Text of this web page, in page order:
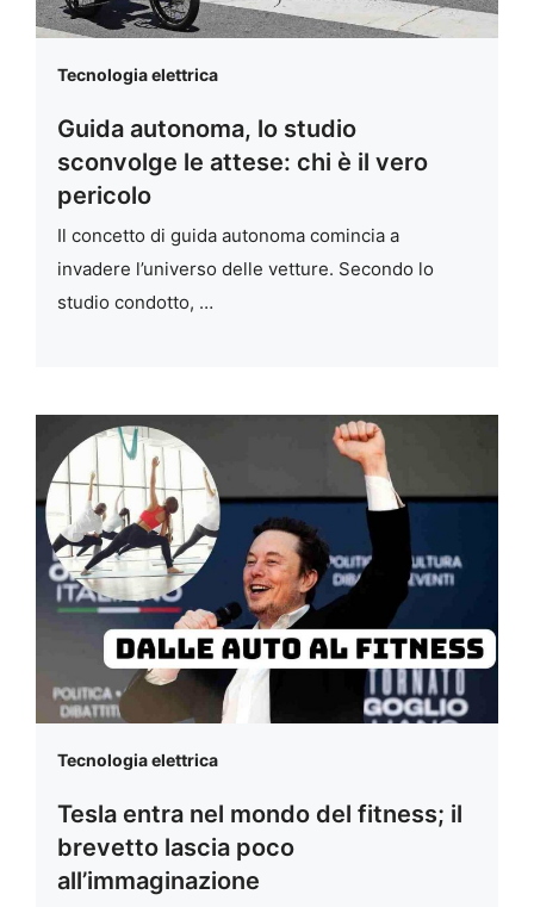
Tecnologia elettrica
Guida autonoma, lo studio
sconvolge le attese: chi è il vero
pericolo
Il concetto di guida autonoma comincia a
invadere l’universo delle vetture. Secondo lo
studio condotto, …
Tecnologia elettrica
Tesla entra nel mondo del fitness; il
brevetto lascia poco
all’immaginazione